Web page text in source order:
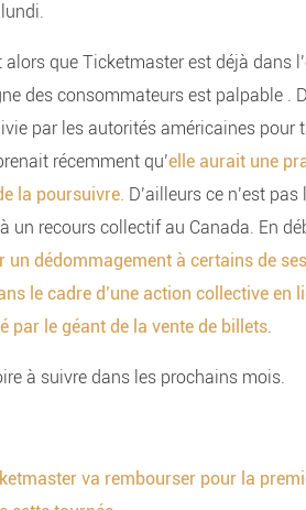
que Ticketmaster est déjà dans
des consommateurs est palpable .
par les autorités américaines pour
récemment qu’elle aurait une
la poursuivre. D’ailleurs ce n’est
recours collectif au Canada. En
un dédommagement à certains de
le cadre d’une action collective en
par le géant de la vente de billets.
à suivre dans les prochains mois.
va rembourser pour la